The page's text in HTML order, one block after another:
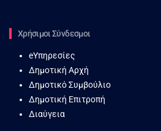
Χρήσιμοι Σύνδεσμοι
eΥπηρεσίες
Δημοτική Αρχή
Δημοτικό Συμβούλιο
Δημοτική Επιτροπή
Διαύγεια